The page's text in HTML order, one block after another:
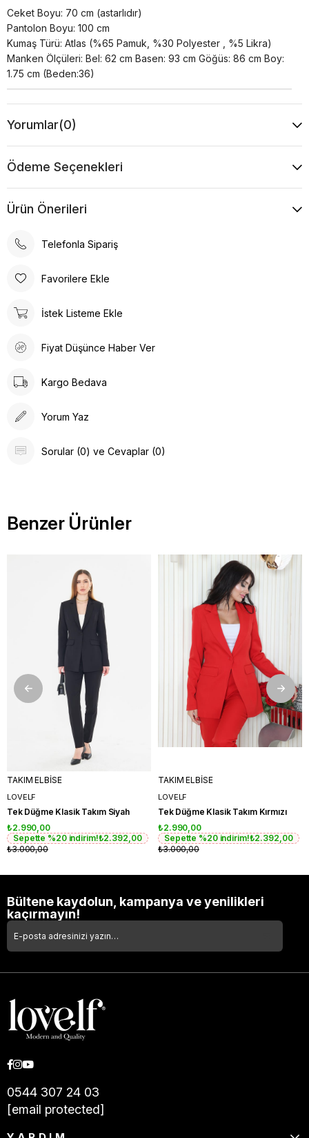
Ceket Boyu: 70 cm (astarlıdır)
Pantolon Boyu: 100 cm
Kumaş Türü: Atlas (%65 Pamuk, %30 Polyester , %5 Likra)
Manken Ölçüleri: Bel: 62 cm Basen: 93 cm Göğüs: 86 cm Boy:
1.75 cm (Beden:36)
Yorumlar(0)
Ödeme Seçenekleri
Ürün Önerileri
Telefonla Sipariş
Favorilere Ekle
İstek Listeme Ekle
Fiyat Düşünce Haber Ver
Kargo Bedava
Yorum Yaz
Sorular (0) ve Cevaplar (0)
Benzer Ürünler
TAKIM ELBİSE
LOVELF
Tek Düğme Klasik Takım Siyah
₺2.990,00
Sepette %20 indirim!₺2.392,00
₺3.000,00
TAKIM ELBİSE
LOVELF
Tek Düğme Klasik Takım Kırmızı
₺2.990,00
Sepette %20 indirim!₺2.392,00
₺3.000,00
Bültene kaydolun, kampanya ve yenilikleri
kaçırmayın!
0544 307 24 03
[email protected]